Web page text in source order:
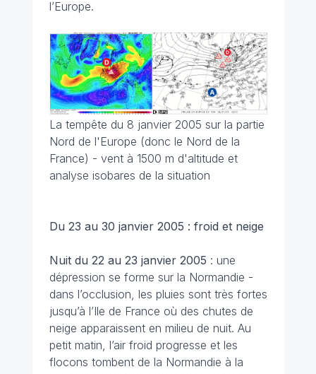
l’Europe.
La tempête du 8 janvier 2005 sur la partie
Nord de l'Europe (donc le Nord de la
France) - vent à 1500 m d'altitude et
analyse isobares de la situation
Du 23 au 30 janvier 2005 : froid et neige
Nuit du 22 au 23 janvier 2005 : une
dépression se forme sur la Normandie -
dans l’occlusion, les pluies sont très fortes
jusqu’à l’Ile de France où des chutes de
neige apparaissent en milieu de nuit. Au
petit matin, l’air froid progresse et les
flocons tombent de la Normandie à la